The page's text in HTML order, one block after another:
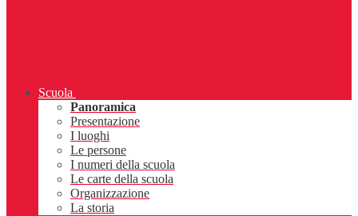
Scuola
Panoramica
Presentazione
I luoghi
Le persone
I numeri della scuola
Le carte della scuola
Organizzazione
La storia